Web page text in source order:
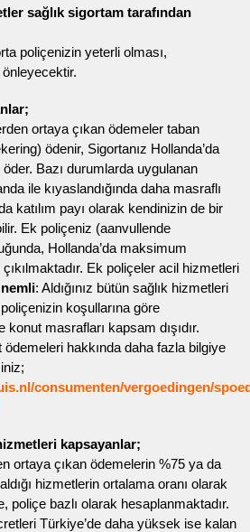
sağlık sigortam tarafından
poliçenizin yeterli olması,
ortaya çıkan ödemeler taban
ödenir, Sigortanız Hollanda’da
Bazı durumlarda uygulanan
ile kıyaslandığında daha masraflı
katılım payı olarak kendinizin de bir
Ek poliçeniz (aanvullende
Hollanda’da maksimum
Ek poliçeler acil hizmetleri
: Aldığınız bütün sağlık hizmetleri
koşullarına göre
masrafları kapsam dışıdır.
ödemeleri hakkında daha fazla bilgiye
consumenten/vergoedingen/
kapsayanlar;
ortaya çıkan ödemelerin %75 ya da
hizmetlerin ortalama oranı olarak
poliçe bazlı olarak hesaplanmaktadır.
Türkiye’de daha yüksek ise kalan